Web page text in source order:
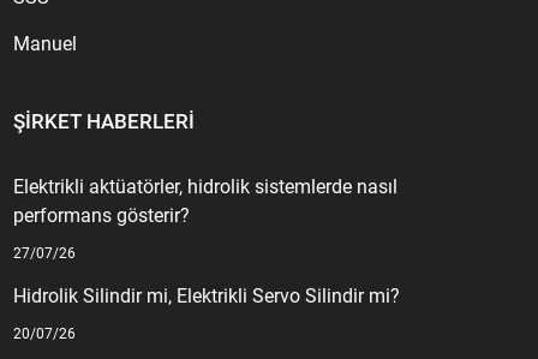
Manuel
ŞIRKET HABERLERI
Elektrikli aktüatörler, hidrolik sistemlerde nasıl
performans gösterir?
27/07/26
Hidrolik Silindir mi, Elektrikli Servo Silindir mi?
20/07/26